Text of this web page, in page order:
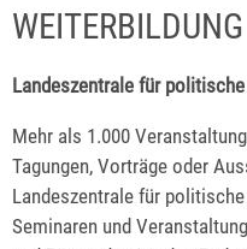
Landeszentrale für
Mehr als 1.000
Tagungen, Vorträge oder
Landeszentrale für
Seminaren und